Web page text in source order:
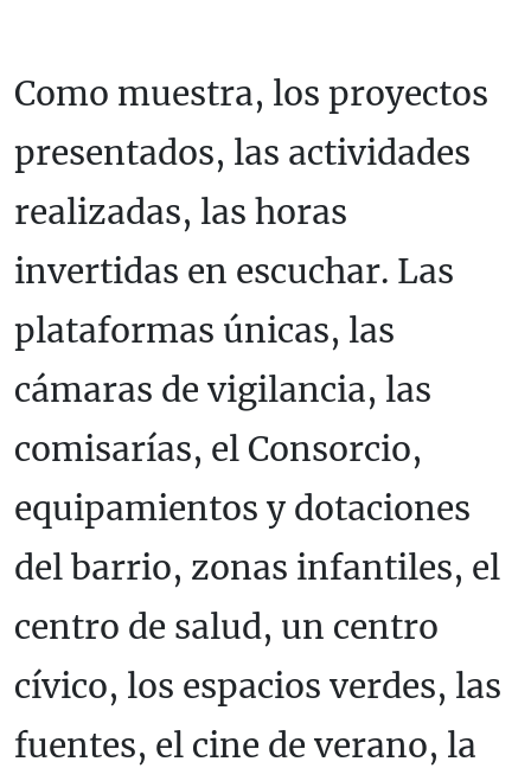
Como muestra, los proyectos
presentados, las actividades
realizadas, las horas
invertidas en escuchar. Las
plataformas únicas, las
cámaras de vigilancia, las
comisarías, el Consorcio,
equipamientos y dotaciones
del barrio, zonas infantiles, el
centro de salud, un centro
cívico, los espacios verdes, las
fuentes, el cine de verano, la